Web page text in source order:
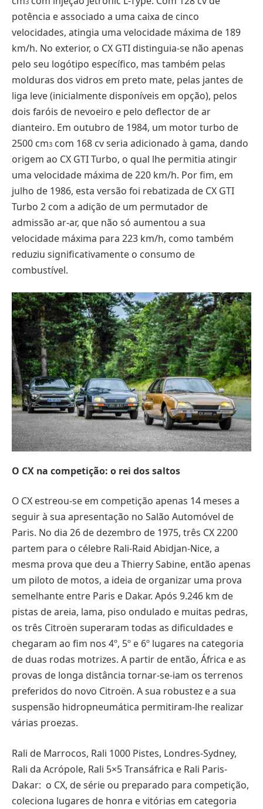
potência e associado a uma caixa de cinco
velocidades, atingia uma velocidade máxima de 189
km/h. No exterior, o CX GTI distinguia-se não apenas
pelo seu logótipo específico, mas também pelas
molduras dos vidros em preto mate, pelas jantes de
liga leve (inicialmente disponíveis em opção), pelos
dois faróis de nevoeiro e pelo deflector de ar
dianteiro. Em outubro de 1984, um motor turbo de
2500 cm3 com 168 cv seria adicionado à gama, dando
origem ao CX GTI Turbo, o qual lhe permitia atingir
uma velocidade máxima de 220 km/h. Por fim, em
julho de 1986, esta versão foi rebatizada de CX GTI
Turbo 2 com a adição de um permutador de
admissão ar-ar, que não só aumentou a sua
velocidade máxima para 223 km/h, como também
reduziu significativamente o consumo de
combustível.
O CX na competição: o rei dos saltos
O CX estreou-se em competição apenas 14 meses a
seguir à sua apresentação no Salão Automóvel de
Paris. No dia 26 de dezembro de 1975, três CX 2200
partem para o célebre Rali-Raid Abidjan-Nice, a
mesma prova que deu a Thierry Sabine, então apenas
um piloto de motos, a ideia de organizar uma prova
semelhante entre Paris e Dakar. Após 9.246 km de
pistas de areia, lama, piso ondulado e muitas pedras,
os três Citroën superaram todas as dificuldades e
chegaram ao fim nos 4º, 5º e 6º lugares na categoria
de duas rodas motrizes. A partir de então, África e as
provas de longa distância tornar-se-iam os terrenos
preferidos do novo Citroën. A sua robustez e a sua
suspensão hidropneumática permitiram-lhe realizar
várias proezas.
Rali de Marrocos, Rali 1000 Pistes, Londres-Sydney,
Rali da Acrópole, Rali 5×5 Transáfrica e Rali Paris-
Dakar: o CX, de série ou preparado para competição,
coleciona lugares de honra e vitórias em categoria